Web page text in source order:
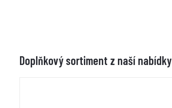
Doplňkový sortiment z naší nabídky